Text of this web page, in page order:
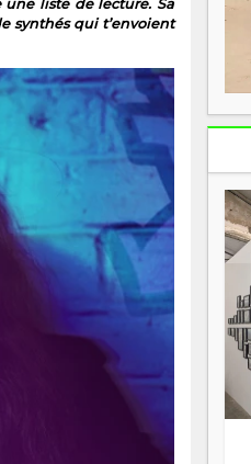
»,a d’abord tâté du